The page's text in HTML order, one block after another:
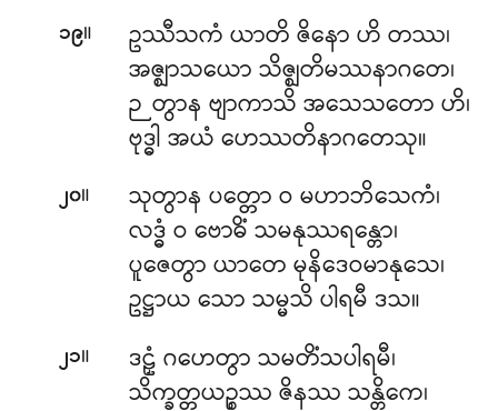
၁၉။
ဥဿီသကံ ယာတိ ဇိနော ဟိ တဿ၊
အဇ္ဈာသယော သိဇ္ဈတိမဿနာဂတေ၊
ဉတွာန ဗျာကာသိ အသေသတော ဟိ၊
ဗုဒ္ဓါ အယံ ဟေဿတိနာဂတေသု။
၂၀။
သုတွာန ပတ္တော ဝ မဟာဘိသေကံ၊
လဒ္ဓံ ဝ ဗောဓိံ သမနုဿရန္တော၊
ပူဇေတွာ ယာတေ မုနိဒေဝမာနုသေ၊
ဥဋ္ဌာယ သော သမ္မသိ ပါရမီ ဒသ။
၂၁။
ဒဠှံ ဂဟေတွာ သမတိံသပါရမီ၊
သိက္ခတ္တယဉ္စဿ ဇိနဿ သန္တိကေ၊